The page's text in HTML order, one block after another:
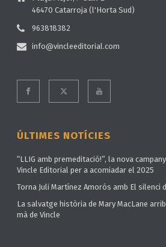
46470 Catarroja (l'Horta Sud)
963818382
info@vincleeditorial.com
ÚLTIMES NOTÍCIES
“LLIG amb premeditació!”, la nova
Vincle Editorial per a acomiadar el 2025
Torna Juli Martínez Amorós amb El silenci
La salvatge història de Mary MacLane
mà de Vincle